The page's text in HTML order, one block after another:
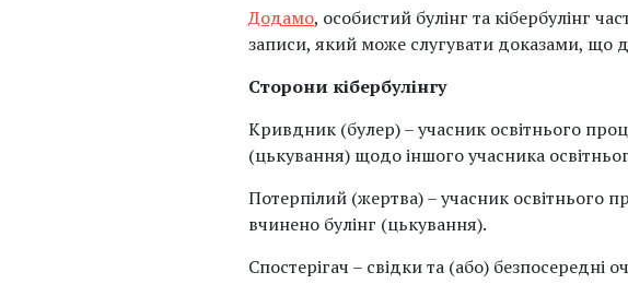
Додамо, особистий булінг та кібербулінг
записи, який може слугувати доказами, що
Сторони кібербулінгу
Кривдник (булер) – учасник освітнього
(цькування) щодо іншого учасника
Потерпілий (жертва) – учасник освітнього
вчинено булінг (цькування).
Спостерігач – свідки та (або) безпосередні